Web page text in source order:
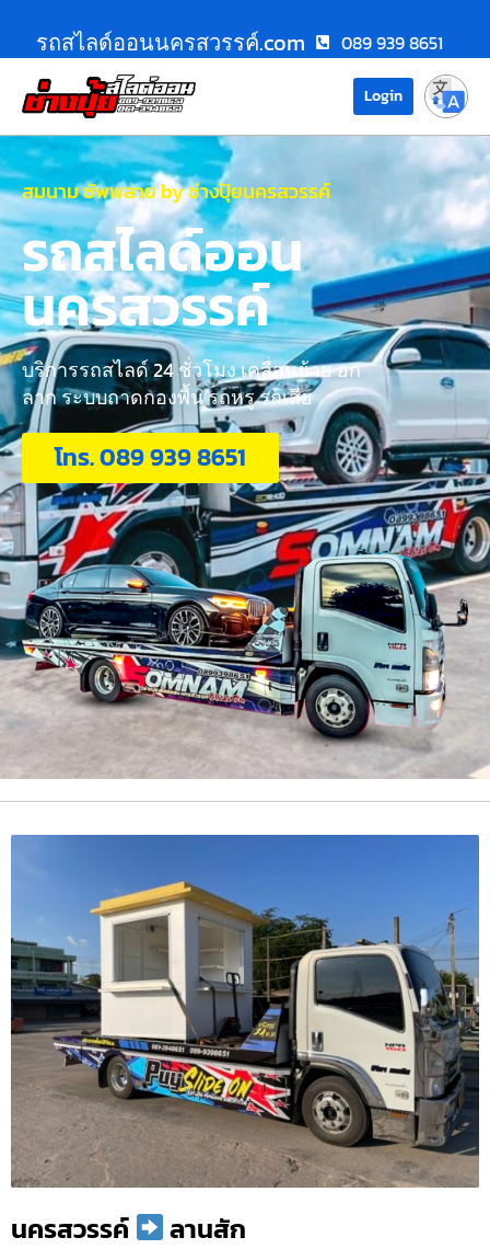
รถสไลด์ออนนครสวรรค์.com 089 939 8651
Login
สมนาม ซัพพลาย by ช่างปุ้ยนครสวรรค์
รถสไลด์ออน
นครสวรรค์
บริการรถสไลด์ 24 ชั่วโมง เคลื่อนย้าย ยก
ลาก ระบบถาดกองพื้น รถหรู รถเสีย
โทร. 089 939 8651
นครสวรรค์ ลานสัก